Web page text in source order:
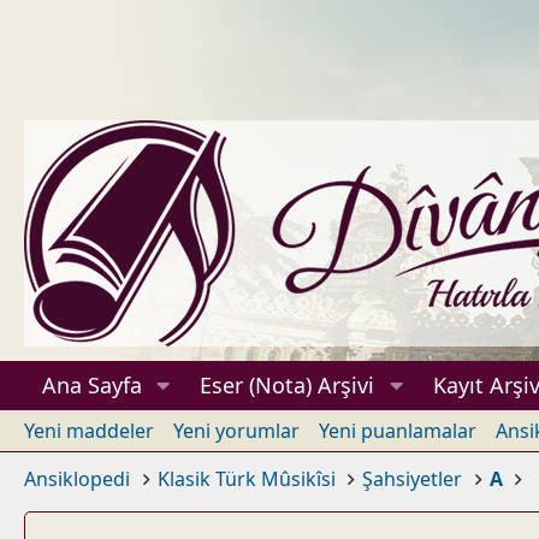
Ana Sayfa Eser (Nota) Arşivi Kayıt
Yeni maddeler Yeni yorumlar Yeni puanlamalar
Ansiklopedi
Klasik Türk Mûsikîsi Şahsiyetler A